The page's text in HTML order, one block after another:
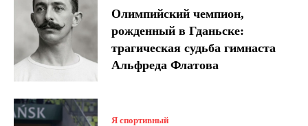
Олимпийский чемпион,
рожденный в Гданьске:
трагическая судьба гимнаста
Альфреда Флатова
Я спортивный